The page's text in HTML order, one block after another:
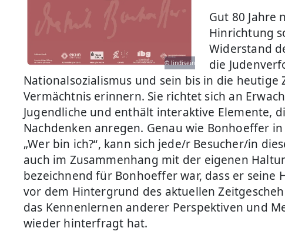
© lindisein
Gut 80 Jahre
Hinrichtung
Widerstand
die
Nationalsozialismus und sein bis in die heutige
Vermächtnis erinnern. Sie richtet sich an
Jugendliche und enthält interaktive Elemente,
Nachdenken anregen. Genau wie Bonhoeffer
„Wer bin ich?“, kann sich jede/r Besucher/in
auch im Zusammenhang mit der eigenen
bezeichnend für Bonhoeffer war, dass er seine
vor dem Hintergrund des aktuellen
das Kennenlernen anderer Perspektiven und
wieder hinterfragt hat.